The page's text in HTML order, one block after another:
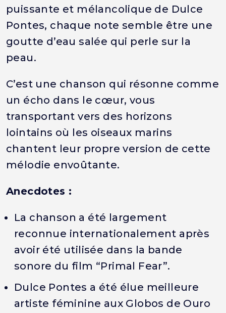
puissante et mélancolique de Dulce
Pontes, chaque note semble être une
goutte d’eau salée qui perle sur la
peau.
C’est une chanson qui résonne comme
un écho dans le cœur, vous
transportant vers des horizons
lointains où les oiseaux marins
chantent leur propre version de cette
mélodie envoûtante.
Anecdotes :
La chanson a été largement
reconnue internationalement après
avoir été utilisée dans la bande
sonore du film “Primal Fear”.
Dulce Pontes a été élue meilleure
artiste féminine aux Globos de Ouro